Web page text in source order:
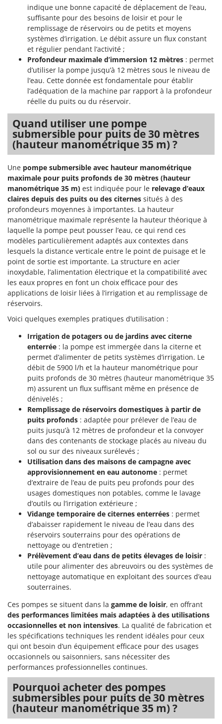
Soufreuses - Poudreuses à dos
Soufreuses - Poudreuses pour tracteur
Taille-haies
Taille-haies à bras pour tracteur
Tarières
Tondeuses à Gazon
Tondeuses autoportées
Tondeuses débroussailleuses thermiques
Trancheuses
Trancheuses de sol
Transpalettes
Treuils de débardage
Tronçonneuses
V
Vêtements de Sécurité
Vibroculteurs à tracteur
Karcher
Kasco
Kemper
Keter
KitchenAid
Komo
Laica
Lampacrescia - MGM
Landxcape
LAR Casalinghi
Lavor
Linea VZ
Lisam
Lotusgrill
M
M.A.I.BO.
Macom
Macte Ovens
Makita
MAMMAMIA
Marcato
Master
Mastercook
Masterpro
McCulloch
MCH
Michelin
Mille
Minox
Mockmill
More than chef
MOSA
MOVA
Mowox
MTD
New O.M.R.A.
Nilfisk
Novatec
Novital
NuAir
NuovaFac
O
Officine Savioli
Oliviero
Olix
indique une bonne capacité de déplacement de l’eau,
suffisante pour des besoins de loisir et pour le
remplissage de réservoirs ou de petits et moyens
systèmes d’irrigation. Le débit assure un flux constant
et régulier pendant l’activité ;
Profondeur maximale d’immersion 12 mètres : permet
d’utiliser la pompe jusqu’à 12 mètres sous le niveau de
l’eau. Cette donnée est fondamentale pour établir
l’adéquation de la machine par rapport à la profondeur
réelle du puits ou du réservoir.
Quand utiliser une pompe
submersible pour puits de 30 mètres
(hauteur manométrique 35 m) ?
Une pompe submersible avec hauteur manométrique
maximale pour puits profonds de 30 mètres (hauteur
manométrique 35 m) est indiquée pour le relevage d’eaux
claires depuis des puits ou des citernes situés à des
profondeurs moyennes à importantes. La hauteur
manométrique maximale représente la hauteur théorique à
laquelle la pompe peut pousser l’eau, ce qui rend ces
modèles particulièrement adaptés aux contextes dans
lesquels la distance verticale entre le point de puisage et le
point de sortie est importante. La structure en acier
inoxydable, l’alimentation électrique et la compatibilité avec
les eaux propres en font un choix efficace pour des
applications de loisir liées à l’irrigation et au remplissage de
réservoirs.
Voici quelques exemples pratiques d’utilisation :
Irrigation de potagers ou de jardins avec citerne
enterrée : la pompe est immergée dans la citerne et
permet d’alimenter de petits systèmes d’irrigation. Le
débit de 5900 l/h et la hauteur manométrique pour
puits profonds de 30 mètres (hauteur manométrique 35
m) assurent un flux suffisant même en présence de
dénivelés ;
Remplissage de réservoirs domestiques à partir de
puits profonds : adaptée pour prélever de l’eau de
puits jusqu’à 12 mètres de profondeur et la convoyer
dans des contenants de stockage placés au niveau du
sol ou sur des niveaux surélevés ;
Utilisation dans des maisons de campagne avec
approvisionnement en eau autonome : permet
d’extraire de l’eau de puits peu profonds pour des
usages domestiques non potables, comme le lavage
d’outils ou l’irrigation extérieure ;
Vidange temporaire de citernes enterrées : permet
d’abaisser rapidement le niveau de l’eau dans des
réservoirs souterrains pour des opérations de
nettoyage ou d’entretien ;
Prélèvement d’eau dans de petits élevages de loisir :
utile pour alimenter des abreuvoirs ou des systèmes de
nettoyage automatique en exploitant des sources d’eau
souterraines.
Ces pompes se situent dans la gamme de loisir, en offrant
des performances limitées mais adaptées à des utilisations
occasionnelles et non intensives. La qualité de fabrication et
les spécifications techniques les rendent idéales pour ceux
qui ont besoin d’un équipement efficace pour des usages
occasionnels ou saisonniers, sans nécessiter des
performances professionnelles continues.
Pourquoi acheter des pompes
submersibles pour puits de 30 mètres
(hauteur manométrique 35 m) ?